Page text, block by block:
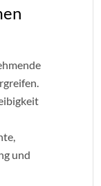
und